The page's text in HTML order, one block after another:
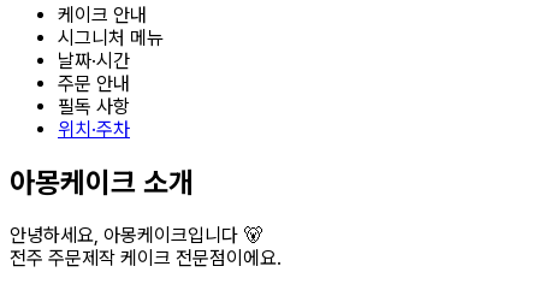
케이크 안내
시그니처 메뉴
날짜·시간
주문 안내
필독 사항
위치·주차
아몽케이크 소개
안녕하세요, 아몽케이크입니다 🐻
전주 주문제작 케이크 전문점이에요.